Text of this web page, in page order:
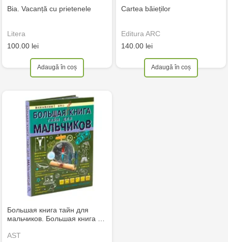
Bia. Vacanță cu prietenele
Litera
100.00 lei
Adaugă în coș
Cartea băieților
Editura ARC
140.00 lei
Adaugă în coș
Большая книга тайн для
мальчиков. Большая книга …
AST